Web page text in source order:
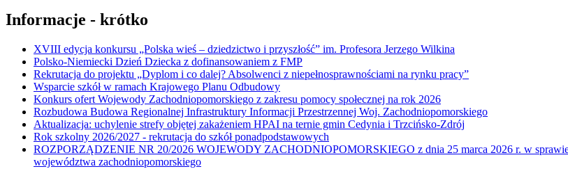
Informacje - krótko
XVIII edycja konkursu „Polska wieś – dziedzictwo i przyszłość” im. Profesora Jerzego Wilkina
Polsko-Niemiecki Dzień Dziecka z dofinansowaniem z FMP
Rekrutacja do projektu „Dyplom i co dalej? Absolwenci z niepełnosprawnościami na rynku pracy”
Wsparcie szkół w ramach Krajowego Planu Odbudowy
Konkurs ofert Wojewody Zachodniopomorskiego z zakresu pomocy społecznej na rok 2026
Rozbudowa Budowa Regionalnej Infrastruktury Informacji Przestrzennej Woj. Zachodniopomorskiego
Aktualizacja: uchylenie strefy objętej zakażeniem HPAI na ternie gmin Cedynia i Trzcińsko-Zdrój
Rok szkolny 2026/2027 - rekrutacja do szkół ponadpodstawowych
ROZPORZĄDZENIE NR 20/2026 WOJEWODY ZACHODNIOPOMORSKIEGO z dnia 25 marca 2026 r. w
województwa zachodniopomorskiego